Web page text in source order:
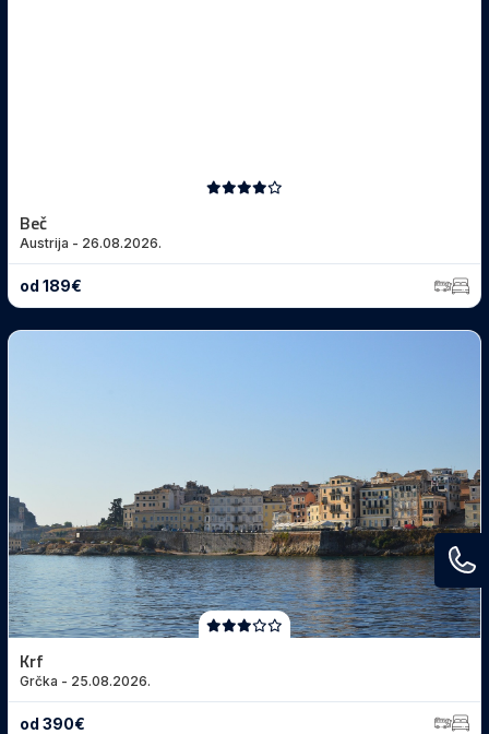
Beč
Austrija - 26.08.2026.
od 189€
Krf
Grčka - 25.08.2026.
od 390€